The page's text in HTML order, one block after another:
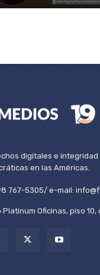
digitales e
en las Américas.
767-5305/ e-mail:
Oficinas, piso